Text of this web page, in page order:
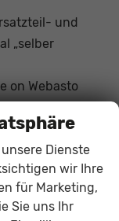
und
„selber
on Webasto
usw.
Dienste
wir Ihre
für Marketing,
Sie uns Ihr